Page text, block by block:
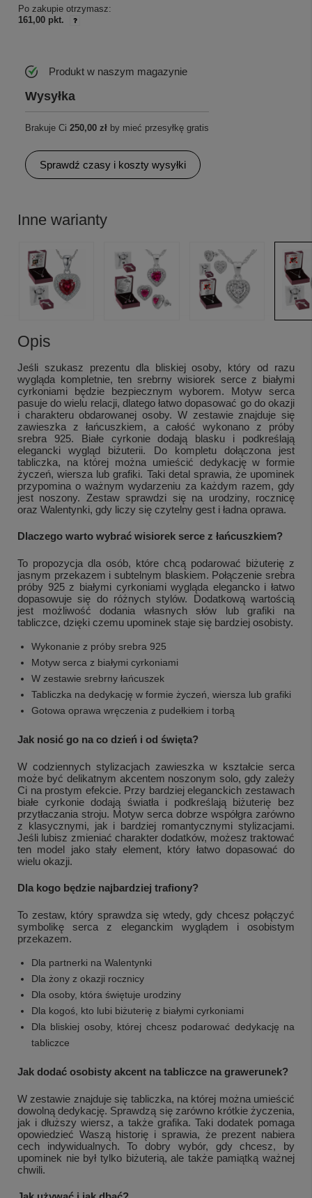
Po zakupie otrzymasz:
161,00 pkt.
Produkt w naszym magazynie
Wysyłka
Brakuje Ci 250,00 zł by mieć przesyłkę gratis
Sprawdź czasy i koszty wysyłki
Inne warianty
Opis
Jeśli szukasz prezentu dla bliskiej osoby, który od razu
wygląda kompletnie, ten srebrny wisiorek serce z białymi
cyrkoniami będzie bezpiecznym wyborem. Motyw serca
pasuje do wielu relacji, dlatego łatwo dopasować go do okazji
i charakteru obdarowanej osoby. W zestawie znajduje się
zawieszka z łańcuszkiem, a całość wykonano z próby
srebra 925. Białe cyrkonie dodają blasku i podkreślają
elegancki wygląd biżuterii. Do kompletu dołączona jest
tabliczka, na której można umieścić dedykację w formie
życzeń, wiersza lub grafiki. Taki detal sprawia, że upominek
przypomina o ważnym wydarzeniu za każdym razem, gdy
jest noszony. Zestaw sprawdzi się na urodziny, rocznicę
oraz Walentynki, gdy liczy się czytelny gest i ładna oprawa.
Dlaczego warto wybrać wisiorek serce z łańcuszkiem?
To propozycja dla osób, które chcą podarować biżuterię z
jasnym przekazem i subtelnym blaskiem. Połączenie srebra
próby 925 z białymi cyrkoniami wygląda elegancko i łatwo
dopasowuje się do różnych stylów. Dodatkową wartością
jest możliwość dodania własnych słów lub grafiki na
tabliczce, dzięki czemu upominek staje się bardziej osobisty.
Wykonanie z próby srebra 925
Motyw serca z białymi cyrkoniami
W zestawie srebrny łańcuszek
Tabliczka na dedykację w formie życzeń, wiersza lub grafiki
Gotowa oprawa wręczenia z pudełkiem i torbą
Jak nosić go na co dzień i od święta?
W codziennych stylizacjach zawieszka w kształcie serca
może być delikatnym akcentem noszonym solo, gdy zależy
Ci na prostym efekcie. Przy bardziej eleganckich zestawach
białe cyrkonie dodają światła i podkreślają biżuterię bez
przytłaczania stroju. Motyw serca dobrze współgra zarówno
z klasycznymi, jak i bardziej romantycznymi stylizacjami.
Jeśli lubisz zmieniać charakter dodatków, możesz traktować
ten model jako stały element, który łatwo dopasować do
wielu okazji.
Dla kogo będzie najbardziej trafiony?
To zestaw, który sprawdza się wtedy, gdy chcesz połączyć
symbolikę serca z eleganckim wyglądem i osobistym
przekazem.
Dla partnerki na Walentynki
Dla żony z okazji rocznicy
Dla osoby, która świętuje urodziny
Dla kogoś, kto lubi biżuterię z białymi cyrkoniami
Dla bliskiej osoby, której chcesz podarować dedykację na
tabliczce
Jak dodać osobisty akcent na tabliczce na grawerunek?
W zestawie znajduje się tabliczka, na której można umieścić
dowolną dedykację. Sprawdzą się zarówno krótkie życzenia,
jak i dłuższy wiersz, a także grafika. Taki dodatek pomaga
opowiedzieć Waszą historię i sprawia, że prezent nabiera
cech indywidualnych. To dobry wybór, gdy chcesz, by
upominek nie był tylko biżuterią, ale także pamiątką ważnej
chwili.